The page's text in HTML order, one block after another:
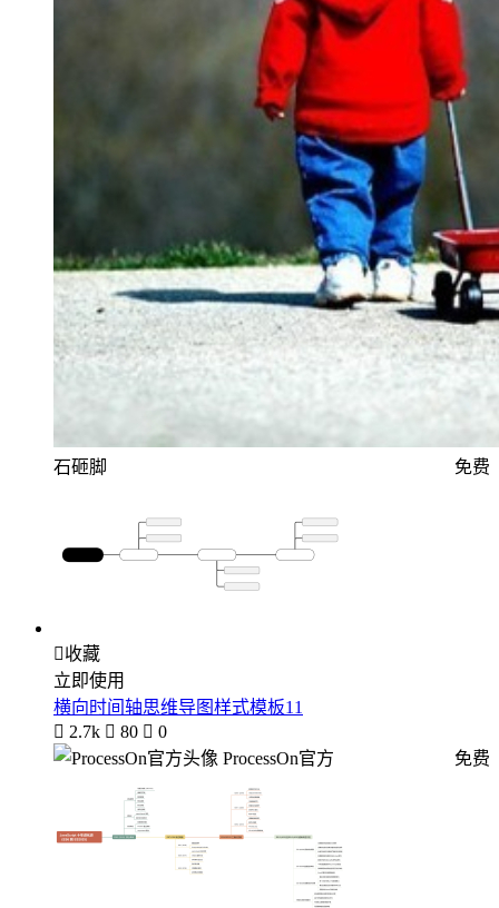
石砸脚 免费
收藏
立即使用
横向时间轴思维导图样式模板11
 2.7k  80  0
ProcessOn官方
免费